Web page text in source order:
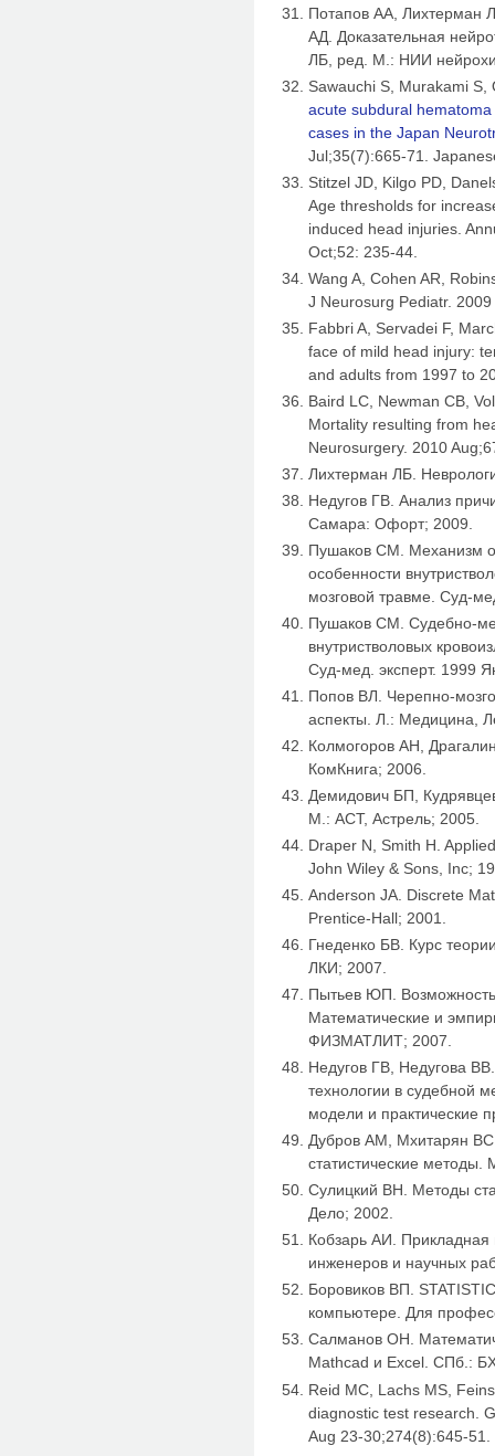
Потапов АА, Лихтерман
АД. Доказательная
ЛБ, ред. М.: НИИ
Sawauchi S, Murakami S,
acute subdural
cases in the Japan
Jul;35(7):665-71.
Stitzel JD, Kilgo PD,
Age thresholds for
induced head injuries.
Oct;52: 235-44.
Wang A, Cohen AR,
J Neurosurg Pediatr.
Fabbri A, Servadei F,
face of mild head injury:
and adults from 1997 to
Baird LC, Newman CB,
Mortality resulting from
Neurosurgery. 2010
Лихтерман ЛБ.
Недугов ГВ. Анализ
Самара: Офорт; 2009.
Пушаков СМ. Механизм
особенности
мозговой травме. Суд-
Пушаков СМ. Судебно-
внутристволовых
Суд-мед. эксперт. 1999
Попов ВЛ. Черепно-
аспекты. Л.: Медицина,
Колмогоров АН,
КомКнига; 2006.
Демидович БП,
М.: АСТ, Астрель; 2005.
Draper N, Smith H.
John Wiley & Sons, Inc;
Anderson JA. Discrete
Prentice-Hall; 2001.
Гнеденко БВ. Курс
ЛКИ; 2007.
Пытьев ЮП. Возможность
Математические и
ФИЗМАТЛИТ; 2007.
Недугов ГВ, Недугова
технологии в судебной
модели и практические
Дубров АМ, Мхитарян
статистические
Сулицкий ВН. Методы
Дело; 2002.
Кобзарь АИ. Прикладная
инженеров и научных
Боровиков ВП.
компьютере. Для
Салманов ОН.
Mathcad и Excel. СПб.:
Reid MC, Lachs MS,
diagnostic test research.
Aug 23-30;274(8):645-51.